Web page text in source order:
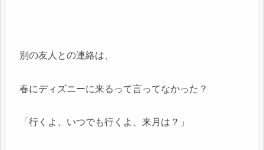
別の友人との連絡は、
春にディズニーに来るって言ってなかった？
「行くよ、いつでも行くよ、来月は？」